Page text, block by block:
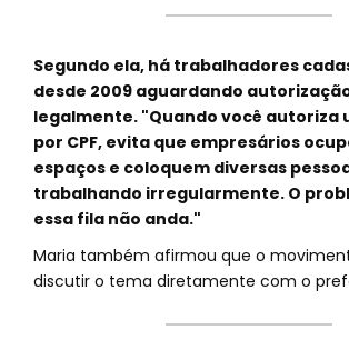
Segundo ela, há trabalhadores
desde 2009 aguardando
legalmente. "Quando você autoriza
por CPF, evita que empresários
espaços e coloquem diversas
trabalhando irregularmente. O
essa fila não anda."
Maria também afirmou que o
discutir o tema diretamente com o